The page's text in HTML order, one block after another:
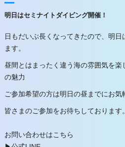
明日はセミナイトダイビング開催！
日もだいぶ長くなってきたので、明
ます。
昼間とはまったく違う海の雰囲気を
の魅力
ご参加希望の方は明日の昼までにお気
皆さまのご参加をお待ちしております。
お問い合わせはこちら